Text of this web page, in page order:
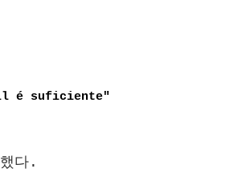
é suficiente"
다.